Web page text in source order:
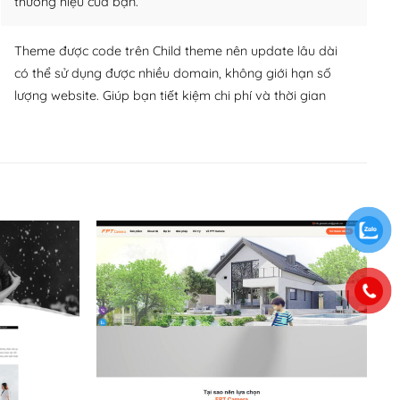
Theme được code trên Child theme nên update lâu dài
có thể sử dụng được nhiều domain, không giới hạn số
lượng website. Giúp bạn tiết kiệm chi phí và thời gian